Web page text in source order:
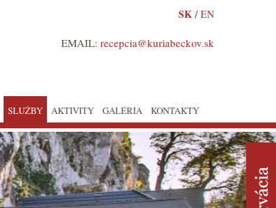
SK / EN
EMAIL: recepcia@kuriabeckov.sk
SLUŽBY AKTIVITY GALÉRIA KONTAKTY